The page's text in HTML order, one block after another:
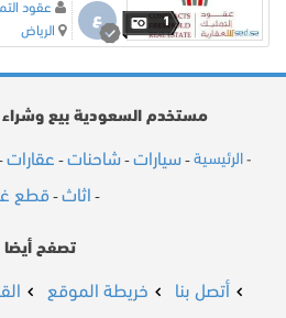
1 ع
عقود
الرياض
مستخدم السعودية بيع
- الرئيسية - سيارات - شاحنات - عقارات
- اثاث -قطع
تصفح أيضا
أتصل بنا خريطة الموقع